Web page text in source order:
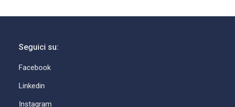
Seguici su:
Facebook
Linkedin
Instagram